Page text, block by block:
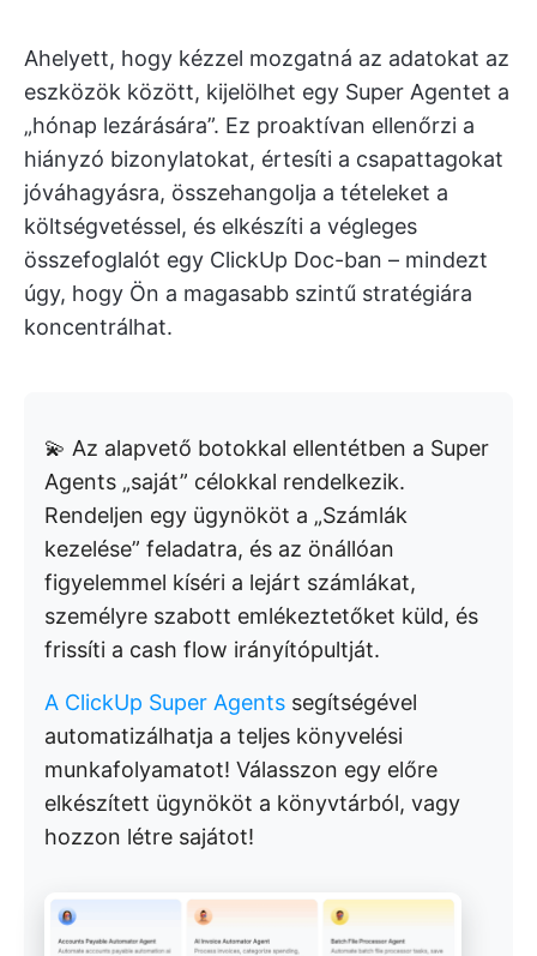
Ahelyett, hogy kézzel mozgatná az adatokat az
eszközök között, kijelölhet egy Super Agentet a
„hónap lezárására”. Ez proaktívan ellenőrzi a
hiányzó bizonylatokat, értesíti a csapattagokat
jóváhagyásra, összehangolja a tételeket a
költségvetéssel, és elkészíti a végleges
összefoglalót egy ClickUp Doc-ban – mindezt
úgy, hogy Ön a magasabb szintű stratégiára
koncentrálhat.
💫 Az alapvető botokkal ellentétben a Super
Agents „saját” célokkal rendelkezik.
Rendeljen egy ügynököt a „Számlák
kezelése” feladatra, és az önállóan
figyelemmel kíséri a lejárt számlákat,
személyre szabott emlékeztetőket küld, és
frissíti a cash flow irányítópultját.
A ClickUp Super Agents segítségével
automatizálhatja a teljes könyvelési
munkafolyamatot! Válasszon egy előre
elkészített ügynököt a könyvtárból, vagy
hozzon létre sajátot!